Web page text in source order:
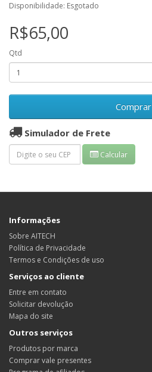
Disponibilidade: Esgotado
R$65,00
Qtd
Comprar
Simulador de Frete
Calcular
Informações
Sobre AITECH
Política de Privacidade
Termos e Condições de uso
Serviços ao cliente
Entre em contato
Solicitar devolução
Mapa do site
Outros serviços
Produtos por marca
Comprar vale presentes